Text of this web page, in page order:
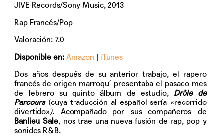
JIVE Records/Sony Music, 2013
Rap Francés/Pop
Valoración: 7.0
Disponible en: Amazon
iTunes
Dos años después de su anterior trabajo, el rapero
francés de origen marroquí presentaba el pasado mes
de febrero su quinto álbum de estudio, Drôle de
Parcours (cuya traducción al español sería «recorrido
divertido»). Acompañado por sus compañeros de
Banlieu Sale, nos trae una nueva fusión de rap, pop y
sonidos R&B.